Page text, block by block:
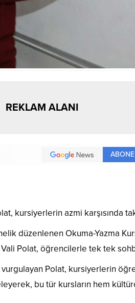
REKLAM ALANI
kursiyerlerin azmi karşısında
düzenlenen Okuma-Yazma
Vali Polat, öğrencilerle tek tek
vurgulayan Polat, kursiyerlerin
bu tür kursların hem